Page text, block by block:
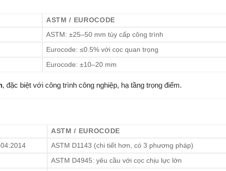
ASTM / EUROCODE
ASTM: ±25–50 mm tùy cấp công trình
Eurocode: ≤0.5% với cọc quan trọng
Eurocode: ±10–20 mm
, đặc biệt với công trình công nghiệp, hạ tầng trọng điểm.
ASTM / EUROCODE
ASTM D1143 (chi tiết hơn, có 3 phương pháp)
ASTM D4945: yêu cầu với cọc chịu lực lớn